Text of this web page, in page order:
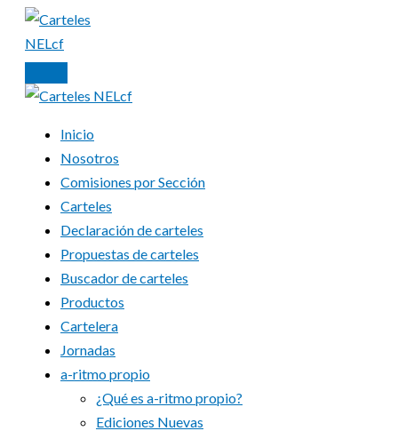
contenido
Inicio
Nosotros
Comisiones por Sección
Carteles
Declaración de carteles
Propuestas de carteles
Buscador de carteles
Productos
Cartelera
Jornadas
a-ritmo propio
¿Qué es a-ritmo propio?
Ediciones Nuevas